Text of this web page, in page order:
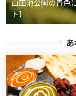
山田池公園の青色
ト】